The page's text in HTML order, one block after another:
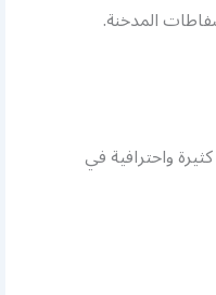
المدخنة.
واحترافية في